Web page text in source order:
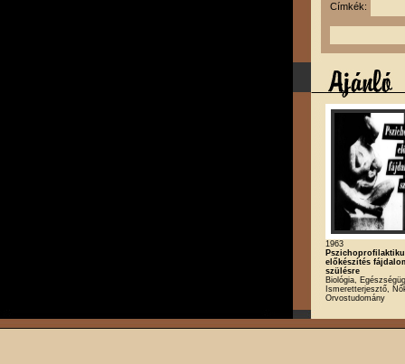
Címkék:
1963
előkészítés
szülésre
Biológia,
Ismeretterjesztő,
Orvostudomány